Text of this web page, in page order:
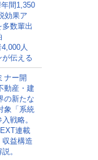
間1,350
効果ア
多数輩出
人
が伝える
ナー開
動産・建
の新たな
象「系統
戦略。
連載
収益構造
。